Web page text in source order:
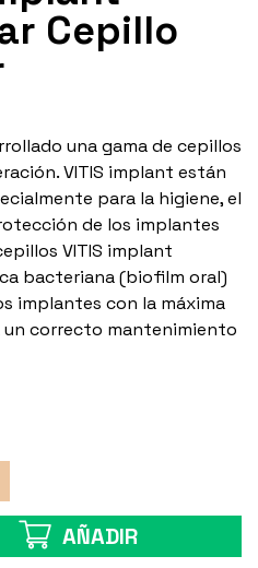
Cepillo
una gama de cepillos
VITIS implant están
para la higiene, el
de los implantes
VITIS implant
bacteriana (biofilm oral)
implantes con la máxima
un correcto mantenimiento
AÑADIR